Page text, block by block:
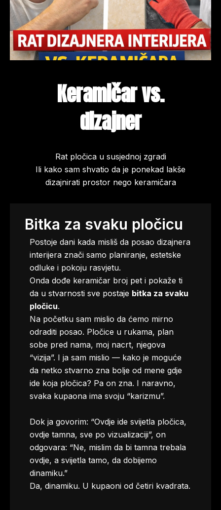
Keramičar vs.
dizajner
Rat pločica u susjednoj zgradi
Ili kako sam shvatio da je ponekad lakše
dizajnirati prostor nego keramičara
Bitka za svaku pločicu
Postoje dani kada misliš da posao dizajnera
interijera znači samo planiranje, estetske
odluke i pokoju rasvjetu.
Onda dođe keramičar broj pet i pokaže ti
da u stvarnosti sve postaje bitka za svaku
pločicu.
Na početku sam mislio da ćemo mirno
odraditi posao. Pločice u rukama, plan
sobe pred nama, moj nacrt, njegova
“vizija”. I ja sam mislio — kako je moguće
da netko stvarno zna bolje od mene gdje
ide koja pločica? Pa on zna. I naravno,
svaka kupaona ima svoju “karizmu”.
Dok ja govorim: “Ovdje ide svijetla pločica,
ovdje tamna, sve po vizualizaciji”, on
odgovara: “Ne, mislim da bi tamna trebala
ovdje, a svijetla tamo, da dobijemo
dinamiku.”
Da, dinamiku. U kupaoni od četiri kvadrata.